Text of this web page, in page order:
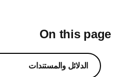
On this
الدلائل والمستندات